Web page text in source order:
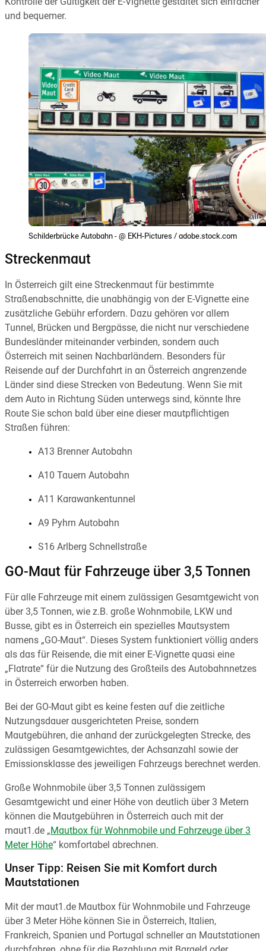
Kontrolle der Gültigkeit der E-Vignette gestaltet sich einfacher
und bequemer.
Schilderbrücke Autobahn - @ EKH-Pictures / adobe.stock.com
Streckenmaut
In Österreich gilt eine Streckenmaut für bestimmte
Straßenabschnitte, die unabhängig von der E-Vignette eine
zusätzliche Gebühr erfordern. Dazu gehören vor allem
Tunnel, Brücken und Bergpässe, die nicht nur verschiedene
Bundesländer miteinander verbinden, sondern auch
Österreich mit seinen Nachbarländern. Besonders für
Reisende auf der Durchfahrt in an Österreich angrenzende
Länder sind diese Strecken von Bedeutung. Wenn Sie mit
dem Auto in Richtung Süden unterwegs sind, könnte Ihre
Route Sie schon bald über eine dieser mautpflichtigen
Straßen führen:
A13 Brenner Autobahn
A10 Tauern Autobahn
A11 Karawankentunnel
A9 Pyhrn Autobahn
S16 Arlberg Schnellstraße
GO-Maut für Fahrzeuge über 3,5 Tonnen
Für alle Fahrzeuge mit einem zulässigen Gesamtgewicht von
über 3,5 Tonnen, wie z.B. große Wohnmobile, LKW und
Busse, gibt es in Österreich ein spezielles Mautsystem
namens „GO-Maut“. Dieses System funktioniert völlig anders
als das für Reisende, die mit einer E-Vignette quasi eine
„Flatrate“ für die Nutzung des Großteils des Autobahnnetzes
in Österreich erworben haben.
Bei der GO-Maut gibt es keine festen auf die zeitliche
Nutzungsdauer ausgerichteten Preise, sondern
Mautgebühren, die anhand der zurückgelegten Strecke, des
zulässigen Gesamtgewichtes, der Achsanzahl sowie der
Emissionsklasse des jeweiligen Fahrzeugs berechnet werden.
Große Wohnmobile über 3,5 Tonnen zulässigem
Gesamtgewicht und einer Höhe von deutlich über 3 Metern
können die Mautgebühren in Österreich auch mit der
maut1.de „Mautbox für Wohnmobile und Fahrzeuge über 3
Meter Höhe“ komfortabel abrechnen.
Unser Tipp: Reisen Sie mit Komfort durch
Mautstationen
Mit der maut1.de Mautbox für Wohnmobile und Fahrzeuge
über 3 Meter Höhe können Sie in Österreich, Italien,
Frankreich, Spanien und Portugal schneller an Mautstationen